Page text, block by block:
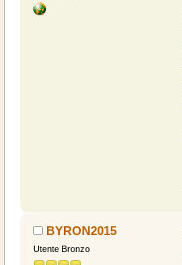
BYRON2015
Utente Bronzo